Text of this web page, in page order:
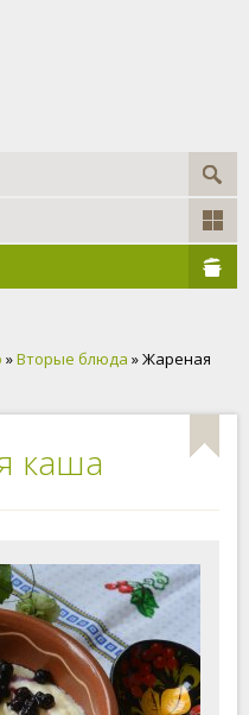
»Вторые блюда » Жареная
каша